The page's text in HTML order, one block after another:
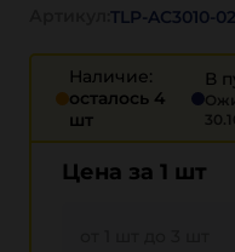
Наличие:
осталось 4
шт
В
Цена за 1 шт
TLP-AC3010-02